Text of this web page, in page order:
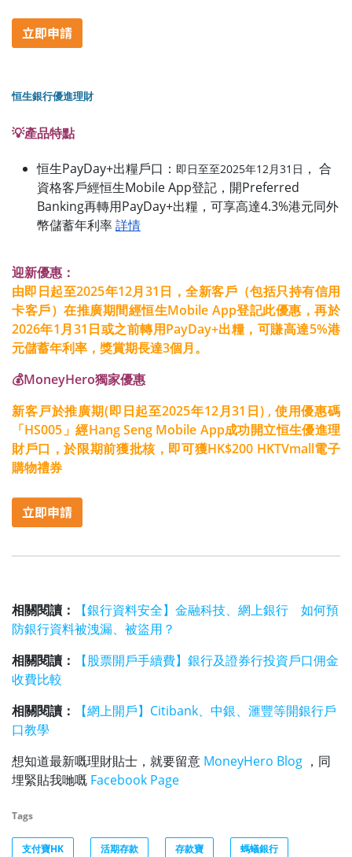
恒生銀行優進理財
💡產品特點
恒生PayDay+出糧戶口： 即日至至2025年12月31日 ， 合
資格客戶經恒生Mobile App登記，開Preferred
Banking再轉用PayDay+出糧，可享高達4.3%港元同外
幣儲蓄年利率詳情
迎新優惠：
由即日起至2025年12月31日，全新客戶（包括只持有信用
卡客戶）在推廣期間經恒生Mobile App登記此優惠，再於
2026年1月31日或之前轉用PayDay+出糧，可賺高達5%港
元儲蓄年利率，獎賞期長達3個月。
💰MoneyHero獨家優惠
新客戸於推廣期(即日起至2025年12月31日) , 使用優惠碼
「HS005」經Hang Seng Mobile App成功開立恒生優進理
財戶口，於限期前獲批核，即可獲HK$200 HKTVmall電子
購物禮券
相關閱讀：
【銀行資料安全】金融科技、網上銀行 如何預
防銀行資料被洩漏、被盜用？
相關閱讀：
【股票開戶手續費】銀行及證券行投資戶口佣金
收費比較
相關閱讀：
【網上開戶】Citibank、中銀、滙豐等開銀行戶
口教學
想知道最新嘅理財貼士，就要留意 MoneyHero Blog ，同
埋緊貼我哋嘅 Facebook Page
Tags
支付寶HK 活期存款 存款寶 螞蟻銀行